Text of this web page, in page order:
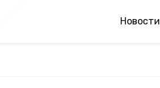
Новости